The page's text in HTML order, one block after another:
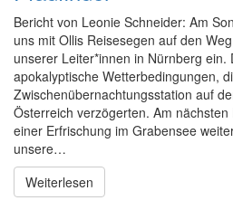
Bericht von Leonie Schneider: Am
uns mit Ollis Reisesegen auf den
unserer Leiter*innen in Nürnberg ein.
apokalyptische Wetterbedingungen,
Zwischenübernachtungsstation auf
Österreich verzögerten. Am
einer Erfrischung im Grabensee
unsere…
Weiterlesen